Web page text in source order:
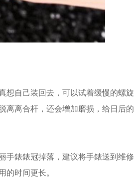
想自己装回去，可以试着缓慢的螺旋
离离合杆，还会增加磨损，给日后的
手錶錶冠掉落，建议将手錶送到维修
的时间更长。